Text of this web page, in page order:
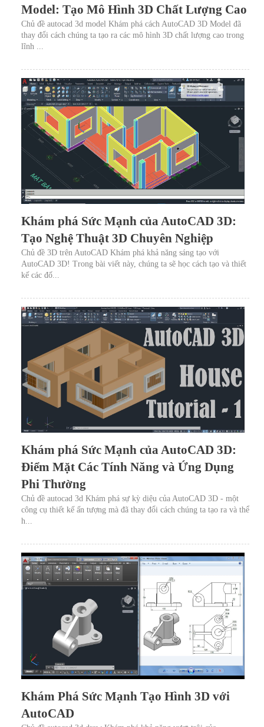
Model: Tạo Mô Hình 3D Chất Lượng Cao
Chủ đề autocad 3d model Khám phá cách AutoCAD 3D Model đã
thay đổi cách chúng ta tạo ra các mô hình 3D chất lượng cao trong
lĩnh ...
Khám phá Sức Mạnh của AutoCAD 3D:
Tạo Nghệ Thuật 3D Chuyên Nghiệp
Chủ đề 3D trên AutoCAD Khám phá khả năng sáng tạo với
AutoCAD 3D! Trong bài viết này, chúng ta sẽ học cách tạo và thiết
kế các đố...
Khám phá Sức Mạnh của AutoCAD 3D:
Điểm Mặt Các Tính Năng và Ứng Dụng
Phi Thường
Chủ đề autocad 3d Khám phá sự kỳ diệu của AutoCAD 3D - một
công cụ thiết kế ấn tượng mà đã thay đổi cách chúng ta tạo ra và thể
h...
Khám Phá Sức Mạnh Tạo Hình 3D với
AutoCAD